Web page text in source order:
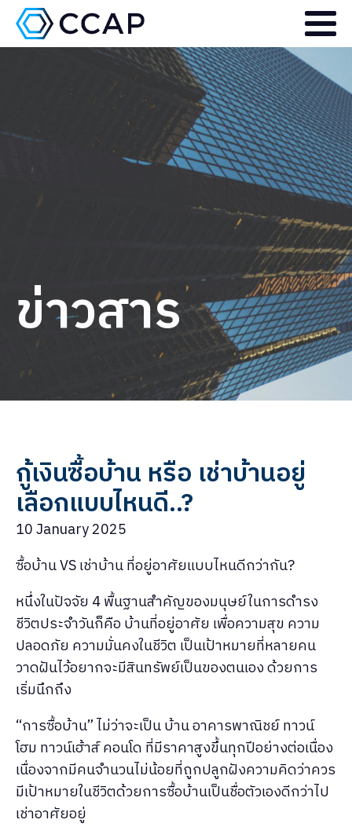
ข่าวสาร
กู้เงินซื้อบ้าน หรือ เช่าบ้านอยู่
เลือกแบบไหนดี..?
10 January 2025
ซื้อบ้าน VS เช่าบ้าน ที่อยู่อาศัยแบบไหนดีกว่ากัน?
หนึ่งในปัจจัย 4 พื้นฐานสำคัญของมนุษย์ในการดำรง
ชีวิตประจำวันก็คือ บ้านที่อยู่อาศัย เพื่อความสุข ความ
ปลอดภัย ความมั่นคงในชีวิต เป็นเป้าหมายที่หลายคน
วาดฝันไว้อยากจะมีสินทรัพย์เป็นของตนเอง ด้วยการ
เริ่มนึกถึง
“การซื้อบ้าน” ไม่ว่าจะเป็น บ้าน อาคารพาณิชย์ ทาวน์
โฮม ทาวน์เฮ้าส์ คอนโด ที่มีราคาสูงขึ้นทุกปีอย่างต่อเนื่อง
เนื่องจากมีคนจำนวนไม่น้อยที่ถูกปลูกฝังความคิดว่าควร
มีเป้าหมายในชีวิตด้วยการซื้อบ้านเป็นชื่อตัวเองดีกว่าไป
เช่าอาศัยอยู่